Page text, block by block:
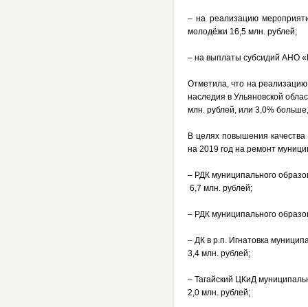
– на реализацию
молодёжи 16,5 млн. рублей;
– на выплаты субсидий АНО
Отметила, что на реализацию
наследия в Ульяновской
млн. рублей, или 3,0%
В целях повышения
на 2019 год на ремонт
– РДК муниципального
6,7 млн. рублей;
– РДК муниципального
– ДК в р.п. Игнатовка
3,4 млн. рублей;
– Тагайский ЦКиД
2,0 млн. рублей;